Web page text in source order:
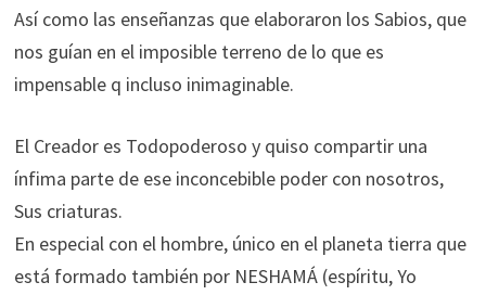
Así como las enseñanzas que elaboraron los Sabios, que
nos guían en el imposible terreno de lo que es
impensable q incluso inimaginable.
El Creador es Todopoderoso y quiso compartir una
ínfima parte de ese inconcebible poder con nosotros,
Sus criaturas.
En especial con el hombre, único en el planeta tierra que
está formado también por NESHAMÁ (espíritu, Yo